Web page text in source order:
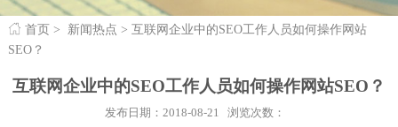
首页 > 新闻热点 > 互联网企业中的SEO工作人员如何操作网站
SEO？
互联网企业中的SEO工作人员如何操作网站SEO？
发布日期：2018-08-21 浏览次数：